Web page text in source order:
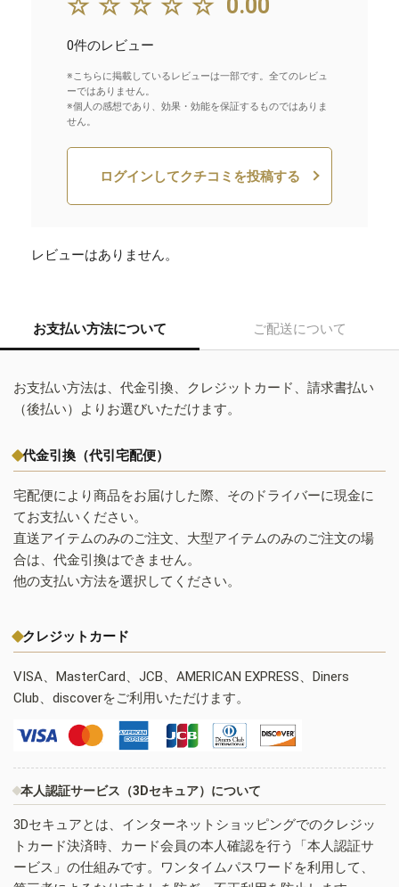
☆☆☆☆☆ 0.00
0件のレビュー
※こちらに掲載しているレビューは一部です。全てのレビュ
ーではありません。
※個人の感想であり、効果・効能を保証するものではありま
せん。
ログインしてクチコミを投稿する
レビューはありません。
お支払い方法について ご配送について
お支払い方法は、代金引換、クレジットカード、請求書払い
（後払い）よりお選びいただけます。
代金引換（代引宅配便）
宅配便により商品をお届けした際、そのドライバーに現金に
てお支払いください。
直送アイテムのみのご注文、大型アイテムのみのご注文の場
合は、代金引換はできません。
他の支払い方法を選択してください。
クレジットカード
VISA、MasterCard、JCB、AMERICAN EXPRESS、Diners
Club、discoverをご利用いただけます。
本人認証サービス（3Dセキュア）について
3Dセキュアとは、インターネットショッピングでのクレジッ
トカード決済時、カード会員の本人確認を行う「本人認証サ
ービス」の仕組みです。ワンタイムパスワードを利用して、